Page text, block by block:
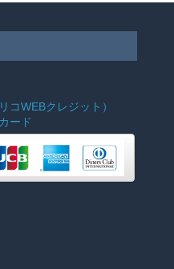
リコWEBクレジット）
ード